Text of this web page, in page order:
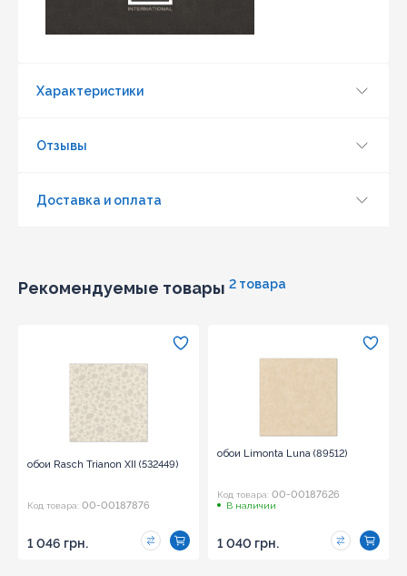
Характеристики
Отзывы
Доставка и оплата
Рекомендуемые товары 2 товара
обои Rasch Trianon XII (532449)
Код товара: 00-00187876
1 046 грн.
обои Limonta Luna (89512)
Код товара: 00-00187626
В наличии
1 040 грн.